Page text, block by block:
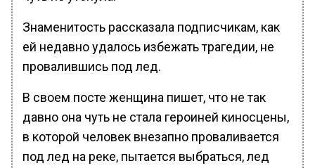
Знаменитость рассказала подписчикам, как
ей недавно удалось избежать трагедии, не
провалившись под лед.
В своем посте женщина пишет, что не так
давно она чуть не стала героиней киносцены,
в которой человек внезапно проваливается
под лед на реке, пытается выбраться, лед